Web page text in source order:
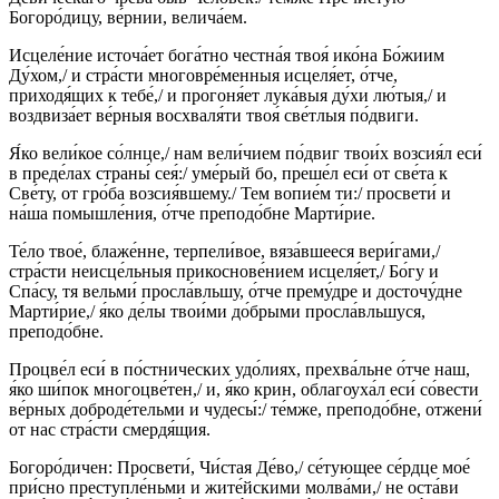
Богоро́дицу, ве́рнии, велича́ем.
Исцеле́ние источа́ет бога́тно честна́я твоя́ ико́на Бо́жиим
Ду́хом,/ и стра́сти многовре́менныя исцеля́ет, о́тче,
приходя́щих к тебе́,/ и прогоня́ет лука́выя ду́хи лю́тыя,/ и
воздвиза́ет ве́рныя восхваля́ти твоя́ све́тлыя по́двиги.
Я́ко вели́кое со́лнце,/ нам вели́чием по́двиг твои́х возсия́л еси́
в преде́лах страны́ сея́:/ уме́рый бо, преше́л еси́ от све́та к
Све́ту, от гро́ба возсия́вшему./ Тем вопие́м ти:/ просвети́ и
на́ша помышле́ния, о́тче преподо́бне Марти́рие.
Те́ло твое́, блаже́нне, терпели́вое, вяза́вшееся вери́гами,/
стра́сти неисце́льныя прикоснове́нием исцеля́ет,/ Бо́гу и
Спа́су, тя вельми́ просла́вльшу, о́тче прему́дре и досточу́дне
Марти́рие,/ я́ко де́лы твои́ми до́брыми просла́вльшуся,
преподо́бне.
Процве́л еси́ в по́стнических удо́лиях, прехва́льне о́тче наш,
я́ко ши́пок многоцве́тен,/ и, я́ко крин, облагоуха́л еси́ со́вести
ве́рных доброде́тельми и чудесы́:/ те́мже, преподо́бне, отжени́
от нас стра́сти смердя́щия.
Богоро́дичен: Просвети́, Чи́стая Де́во,/ се́тующее се́рдце мое́
при́сно преступле́ньми и жите́йскими молва́ми,/ не оста́ви